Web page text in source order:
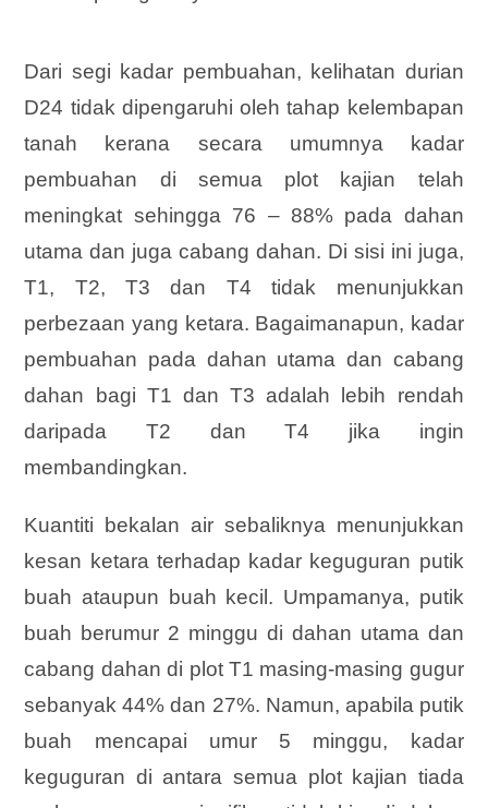
Dari segi kadar pembuahan, kelihatan durian
D24 tidak dipengaruhi oleh tahap kelembapan
tanah kerana secara umumnya kadar
pembuahan di semua plot kajian telah
meningkat sehingga 76 – 88% pada dahan
utama dan juga cabang dahan. Di sisi ini juga,
T1, T2, T3 dan T4 tidak menunjukkan
perbezaan yang ketara. Bagaimanapun, kadar
pembuahan pada dahan utama dan cabang
dahan bagi T1 dan T3 adalah lebih rendah
daripada T2 dan T4 jika ingin
membandingkan.
Kuantiti bekalan air sebaliknya menunjukkan
kesan ketara terhadap kadar keguguran putik
buah ataupun buah kecil. Umpamanya, putik
buah berumur 2 minggu di dahan utama dan
cabang dahan di plot T1 masing-masing gugur
sebanyak 44% dan 27%. Namun, apabila putik
buah mencapai umur 5 minggu, kadar
keguguran di antara semua plot kajian tiada